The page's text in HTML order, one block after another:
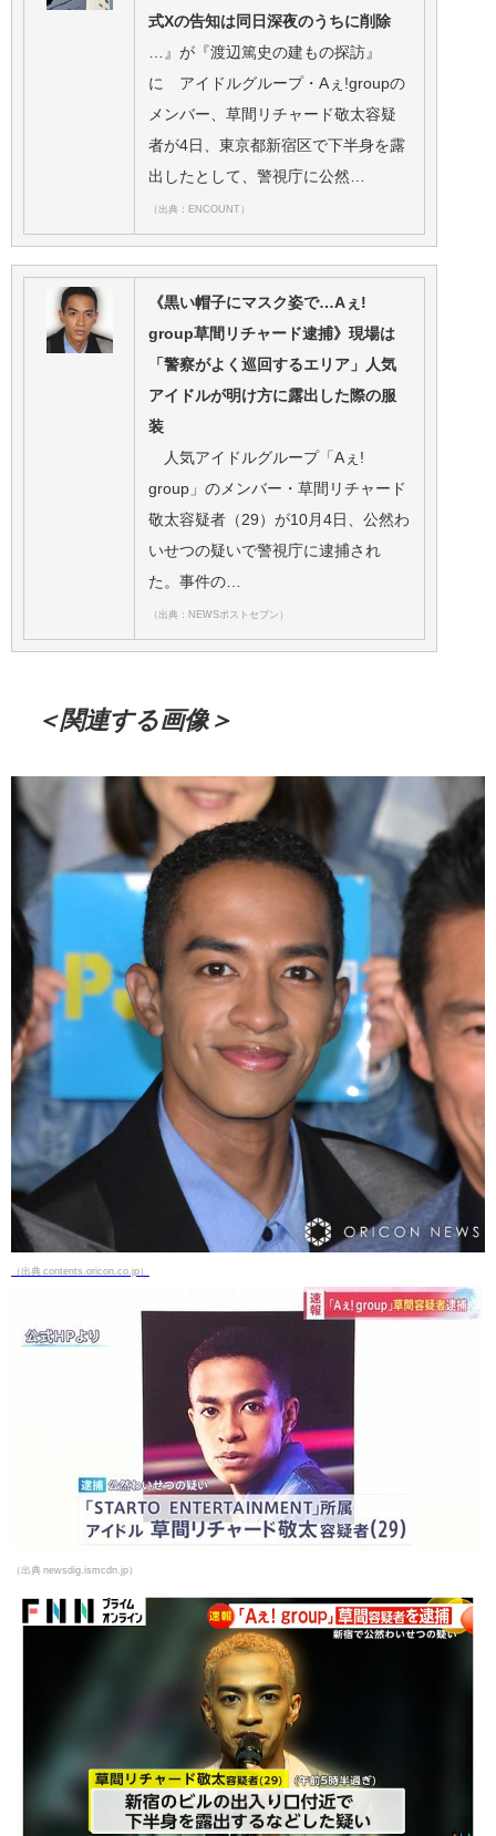
式Xの告知は同日深夜のうちに削除
…』が『渡辺篤史の建もの探訪』
に アイドルグループ・Aぇ!groupの
メンバー、草間リチャード敬太容疑
者が4日、東京都新宿区で下半身を露
出したとして、警視庁に公然…
（出典：ENCOUNT）
《黒い帽子にマスク姿で…Aぇ!
group草間リチャード逮捕》現場は
「警察がよく巡回するエリア」人気
アイドルが明け方に露出した際の服
装
人気アイドルグループ「Aぇ!
group」のメンバー・草間リチャード
敬太容疑者（29）が10月4日、公然わ
いせつの疑いで警視庁に逮捕され
た。事件の…
（出典：NEWSポストセブン）
＜関連する画像＞
（出典 contents.oricon.co.jp）
（出典 newsdig.ismcdn.jp）